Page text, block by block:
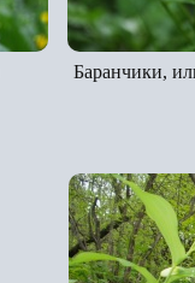
Баранчики,